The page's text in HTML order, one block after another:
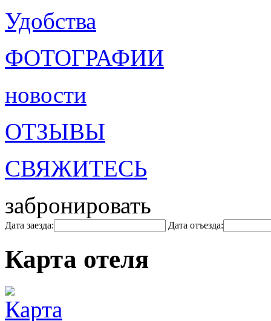
Удобства
ФОТОГРАФИИ
новости
ОТЗЫВЫ
СВЯЖИТЕСЬ
забронировать
Дата заезда: Дата отъезда:
Карта отеля